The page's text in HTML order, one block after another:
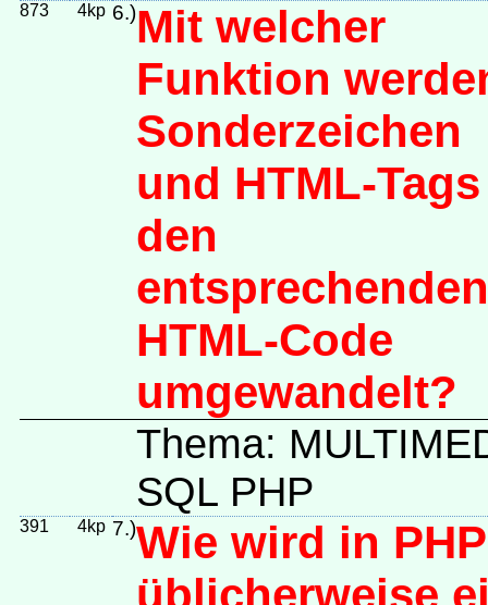
873 4kp 6.)Mit welcher
Funktion
Sonderzeichen
und HTML-
den
entsprechenden
HTML-Code
umgewandelt?
Thema:
SQL PHP
391 4kp 7.)Wie wird in PHP
üblicherweise